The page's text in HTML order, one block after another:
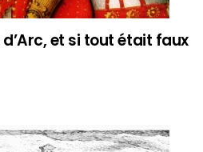
et si tout était faux